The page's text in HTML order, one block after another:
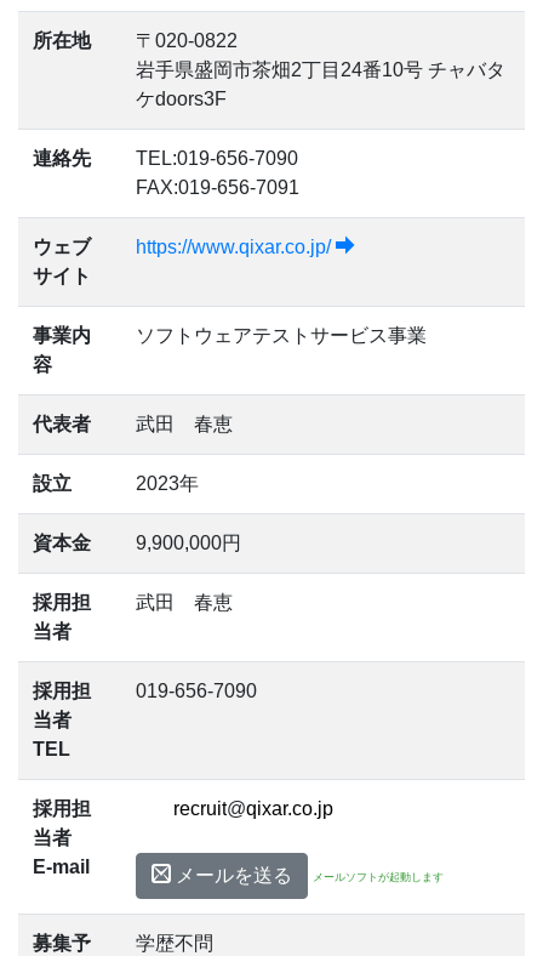
所在地
〒020-0822
岩手県盛岡市茶畑2丁目24番10号 チャバタ
ケdoors3F
連絡先
TEL:019-656-7090
FAX:019-656-7091
ウェブ
サイト
https://www.qixar.co.jp/
事業内
容
ソフトウェアテストサービス事業
代表者 武田 春恵
設立 2023年
資本金 9,900,000円
採用担
当者
武田 春恵
採用担
当者
TEL
019-656-7090
採用担
当者
E-mail
@
メールを送る メールソフトが起動します
募集予
学歴不問